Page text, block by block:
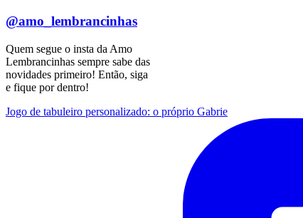
@amo_lembrancinhas
Quem segue o insta da Amo
Lembrancinhas sempre sabe das
novidades primeiro! Então, siga
e fique por dentro!
Jogo de tabuleiro personalizado: o próprio Gabrie